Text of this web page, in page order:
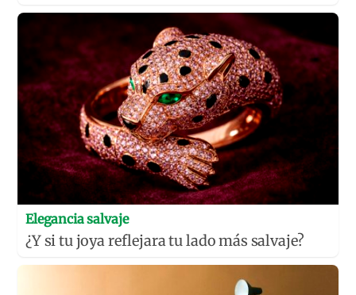
Elegancia salvaje
¿Y si tu joya reflejara tu lado más salvaje?